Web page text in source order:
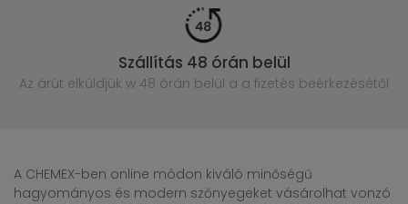
Szállítás 48 órán belül
Az árút elküldjük w 48 órán belül a a fizetés beérkezésétől
A CHEMEX-ben online módon kiváló minőségű
hagyományos és modern szőnyegeket vásárolhat vonzó